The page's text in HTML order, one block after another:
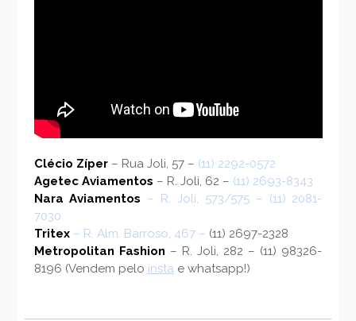
Clécio Zíper– Rua Joli, 57 – (11) 2292-0572
Agetec Aviamentos – R. Joli, 62 – (11) 2693-8343
Nara Aviamentos – R. Joli, 573/575 – (11) 2081-
7030
Tritex– R. Alm. Barroso, 467 – (11) 2697-2328
Metropolitan Fashion – R. Joli, 282 – (11) 98326-
8196 (Vendem pelo insta e whatsapp!)